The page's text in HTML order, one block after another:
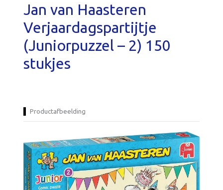
Jan van Haasteren
Verjaardagspartijtje
(Juniorpuzzel – 2) 150
stukjes
Productafbeelding